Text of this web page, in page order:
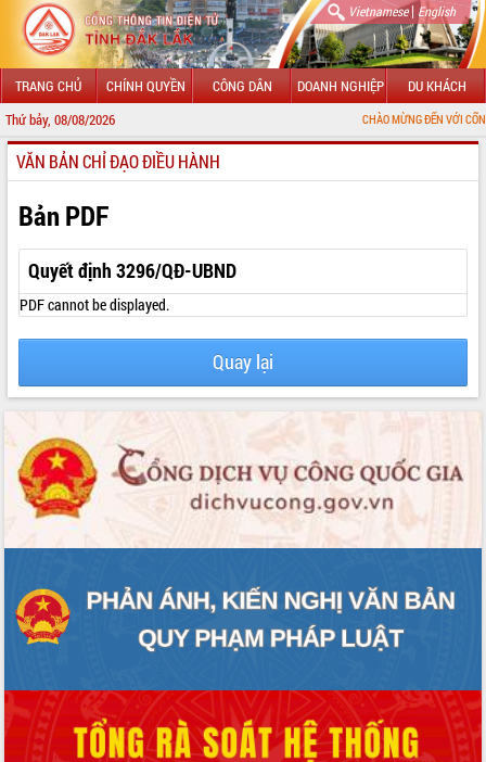
Vietnamese| English
TRANG CHỦ CHÍNH QUYỀN CÔNG DÂN DOANH NGHIỆP DU KHÁCH
Thứ bảy, 08/08/2026 CHÀO MỪNG ĐẾN VỚI CỔNG THÔNG
GIỚI THIỆU
LÃNH ĐẠO UBND TỈNH
TIN TỨC SỰ KIỆN
SỞ, BAN, NGÀNH
UBND CÁC XÃ, PHƯỜNG
THÔNG TIN CHỈ ĐẠO ĐIỀU HÀNH
VĂN BẢN HĐND TỈNH
ĐIỂM TIN VĂN BẢN
VĂN BẢN CHỈ ĐẠO ĐIỀU HÀNH
Bản PDF
Quyết định 3296/QĐ-UBND
PDF cannot be displayed.
Quay lại